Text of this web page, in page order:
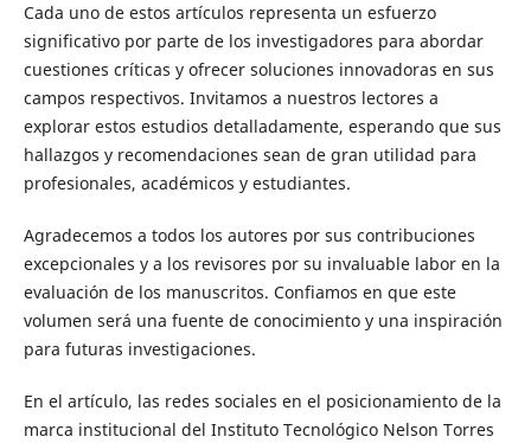
Cada uno de estos artículos representa un esfuerzo
significativo por parte de los investigadores para abordar
cuestiones críticas y ofrecer soluciones innovadoras en sus
campos respectivos. Invitamos a nuestros lectores a
explorar estos estudios detalladamente, esperando que sus
hallazgos y recomendaciones sean de gran utilidad para
profesionales, académicos y estudiantes.
Agradecemos a todos los autores por sus contribuciones
excepcionales y a los revisores por su invaluable labor en la
evaluación de los manuscritos. Confiamos en que este
volumen será una fuente de conocimiento y una inspiración
para futuras investigaciones.
En el artículo, las redes sociales en el posicionamiento de la
marca institucional del Instituto Tecnológico Nelson Torres